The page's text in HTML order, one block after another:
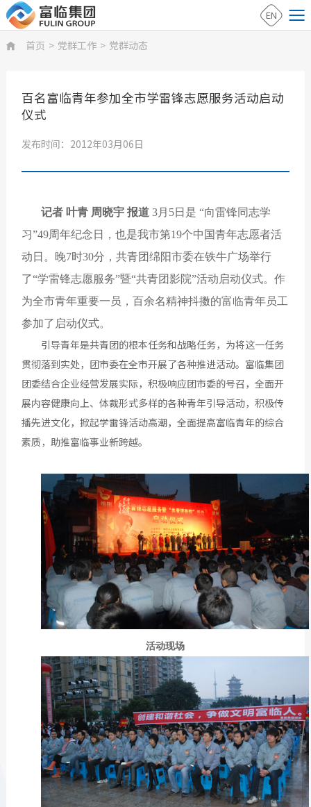
EN
 首页 > 党群工作 > 党群动态
百名富临青年参加全市学雷锋志愿服务活动启动
仪式
发布时间：2012年03月06日
记者 叶青 周晓宇 报道 3月5日是 “向雷锋同志学
习”49周年纪念日，也是我市第19个中国青年志愿者活
动日。晚7时30分，共青团绵阳市委在铁牛广场举行
了“学雷锋志愿服务”暨“共青团影院”活动启动仪式。作
为全市青年重要一员，百余名精神抖擞的富临青年员工
参加了启动仪式。
引导青年是共青团的根本任务和战略任务，为将这一任务
贯彻落到实处，团市委在全市开展了各种推进活动。富临集团
团委结合企业经营发展实际，积极响应团市委的号召，全面开
展内容健康向上、体裁形式多样的各种青年引导活动，积极传
播先进文化，掀起学雷锋活动高潮，全面提高富临青年的综合
素质，助推富临事业新跨越。
活动现场